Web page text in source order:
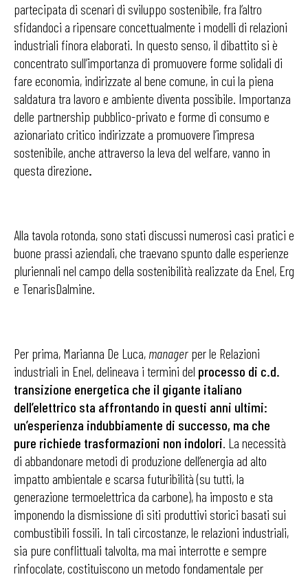
partecipata di scenari di sviluppo sostenibile, fra l’altro
sfidandoci a ripensare concettualmente i modelli di relazioni
industriali finora elaborati. In questo senso, il dibattito si è
concentrato sull’importanza di promuovere forme solidali di
fare economia, indirizzate al bene comune, in cui la piena
saldatura tra lavoro e ambiente diventa possibile. Importanza
delle partnership pubblico-privato e forme di consumo e
azionariato critico indirizzate a promuovere l’impresa
sostenibile, anche attraverso la leva del welfare, vanno in
questa direzione.
Alla tavola rotonda, sono stati discussi numerosi casi pratici e
buone prassi aziendali, che traevano spunto dalle esperienze
pluriennali nel campo della sostenibilità realizzate da Enel, Erg
e TenarisDalmine.
Per prima, Marianna De Luca, manager per le Relazioni
industriali in Enel, delineava i termini del processo di c.d.
transizione energetica che il gigante italiano
dell’elettrico sta affrontando in questi anni ultimi:
un’esperienza indubbiamente di successo, ma che
pure richiede trasformazioni non indolori. La necessità
di abbandonare metodi di produzione dell’energia ad alto
impatto ambientale e scarsa futuribilità (su tutti, la
generazione termoelettrica da carbone), ha imposto e sta
imponendo la dismissione di siti produttivi storici basati sui
combustibili fossili. In tali circostanze, le relazioni industriali,
sia pure conflittuali talvolta, ma mai interrotte e sempre
rinfocolate, costituiscono un metodo fondamentale per